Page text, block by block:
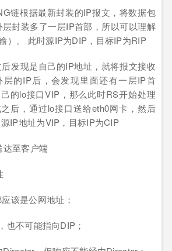
链根据最新封装的IP报文，将数据包
封装多了一层IP首部，所以可以理解
）。 此时源IP为DIP，目标IP为RIP
发现是自己的IP地址，就将报文接收
的IP后，会发现里面还有一层IP首
的lo接口VIP，那么此时RS开始处理
后，通过lo接口送给eth0网卡，然后
IP地址为VIP，目标IP为CIP
至客户端
该是公网地址；
也不可能指向DIP；